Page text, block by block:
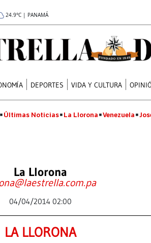
24.9°C | PANAMÁ
DEPORTES VIDA Y CULTURA
Últimas Noticias La Llorona Venezuela
La Llorona
04/04/2014 02:00
LA LLORONA